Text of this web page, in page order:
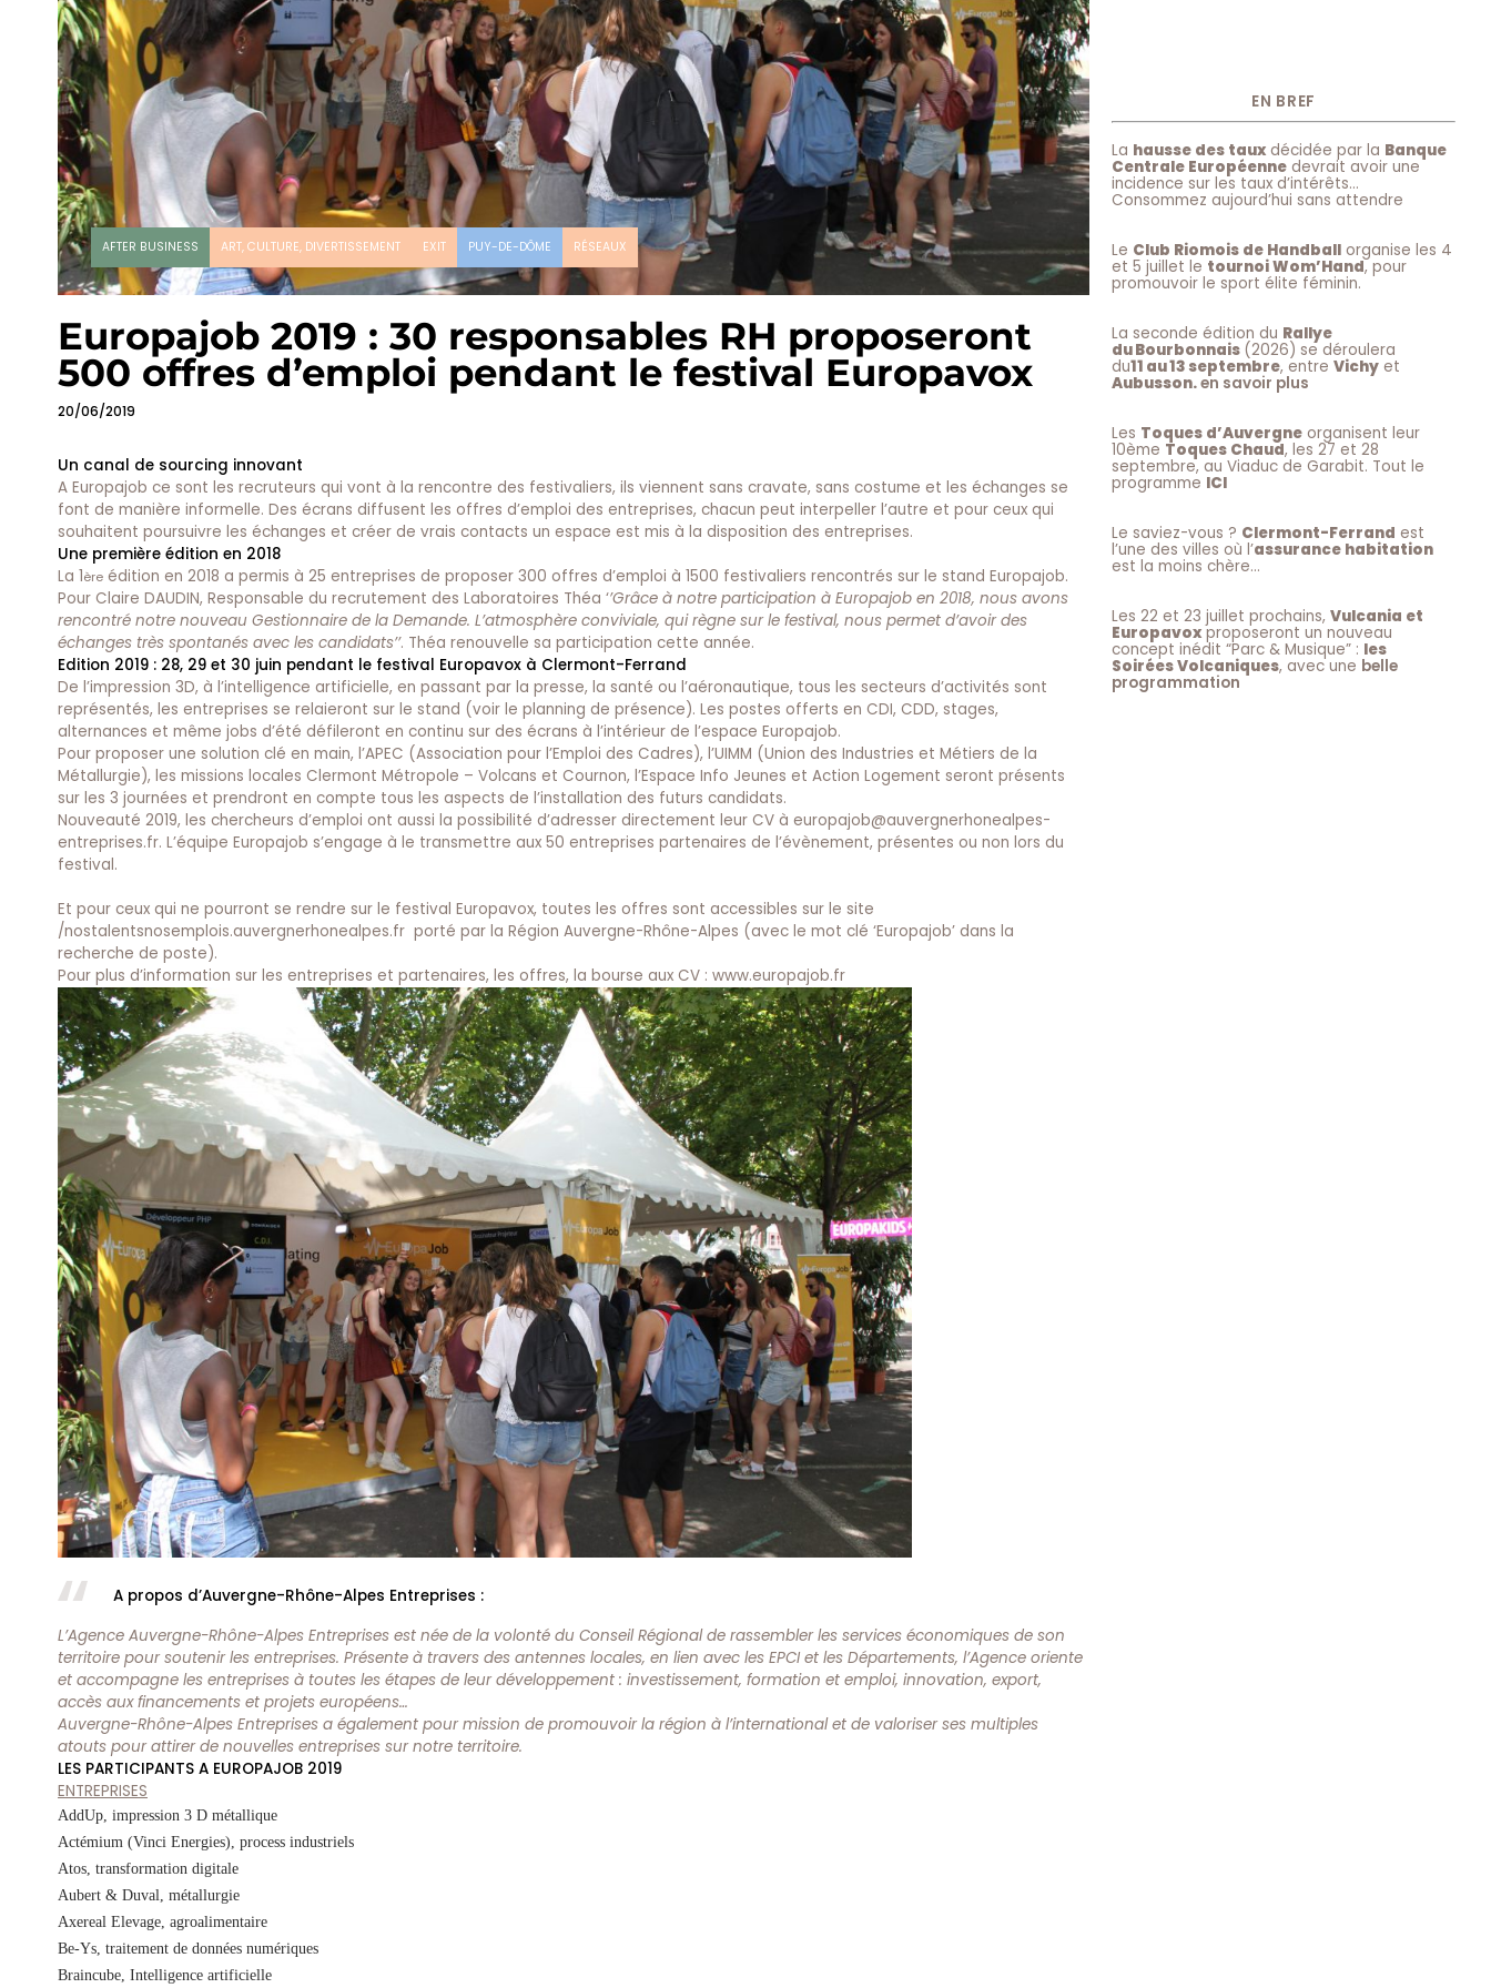
AFTER BUSINESS ART, CULTURE, DIVERTISSEMENT EXIT PUY-DE-DÔME RÉSEAUX
Europajob 2019 : 30 responsables RH proposeront
500 offres d’emploi pendant le festival Europavox
20/06/2019
Un canal de sourcing innovant
A Europajob ce sont les recruteurs qui vont à la rencontre des festivaliers, ils viennent sans cravate, sans costume et les échanges se
font de manière informelle. Des écrans diffusent les offres d’emploi des entreprises, chacun peut interpeller l’autre et pour ceux qui
souhaitent poursuivre les échanges et créer de vrais contacts un espace est mis à la disposition des entreprises.
Une première édition en 2018
La 1ère édition en 2018 a permis à 25 entreprises de proposer 300 offres d’emploi à 1500 festivaliers rencontrés sur le stand Europajob.
Pour Claire DAUDIN, Responsable du recrutement des Laboratoires Théa ‘’Grâce à notre participation à Europajob en 2018, nous avons
rencontré notre nouveau Gestionnaire de la Demande. L’atmosphère conviviale, qui règne sur le festival, nous permet d’avoir des
échanges très spontanés avec les candidats’’. Théa renouvelle sa participation cette année.
Edition 2019 : 28, 29 et 30 juin pendant le festival Europavox à Clermont-Ferrand
De l’impression 3D, à l’intelligence artificielle, en passant par la presse, la santé ou l’aéronautique, tous les secteurs d’activités sont
représentés, les entreprises se relaieront sur le stand (voir le planning de présence). Les postes offerts en CDI, CDD, stages,
alternances et même jobs d’été défileront en continu sur des écrans à l’intérieur de l’espace Europajob.
Pour proposer une solution clé en main, l’APEC (Association pour l’Emploi des Cadres), l’UIMM (Union des Industries et Métiers de la
Métallurgie), les missions locales Clermont Métropole – Volcans et Cournon, l’Espace Info Jeunes et Action Logement seront présents
sur les 3 journées et prendront en compte tous les aspects de l’installation des futurs candidats.
Nouveauté 2019, les chercheurs d’emploi ont aussi la possibilité d’adresser directement leur CV à europajob@auvergnerhonealpes-
entreprises.fr. L’équipe Europajob s’engage à le transmettre aux 50 entreprises partenaires de l’évènement, présentes ou non lors du
festival.
Et pour ceux qui ne pourront se rendre sur le festival Europavox, toutes les offres sont accessibles sur le site
/nostalentsnosemplois.auvergnerhonealpes.fr porté par la Région Auvergne-Rhône-Alpes (avec le mot clé ‘Europajob’ dans la
recherche de poste).
Pour plus d’information sur les entreprises et partenaires, les offres, la bourse aux CV : www.europajob.fr
A propos d’Auvergne-Rhône-Alpes Entreprises :
L’Agence Auvergne-Rhône-Alpes Entreprises est née de la volonté du Conseil Régional de rassembler les services économiques de son
territoire pour soutenir les entreprises. Présente à travers des antennes locales, en lien avec les EPCI et les Départements, l’Agence oriente
et accompagne les entreprises à toutes les étapes de leur développement : investissement, formation et emploi, innovation, export,
accès aux financements et projets européens…
Auvergne-Rhône-Alpes Entreprises a également pour mission de promouvoir la région à l’international et de valoriser ses multiples
atouts pour attirer de nouvelles entreprises sur notre territoire.
LES PARTICIPANTS A EUROPAJOB 2019
ENTREPRISES
AddUp, impression 3 D métallique
Actémium (Vinci Energies), process industriels
Atos, transformation digitale
Aubert & Duval, métallurgie
Axereal Elevage, agroalimentaire
Be-Ys, traitement de données numériques
Braincube, Intelligence artificielle
EN BREF
La hausse des taux décidée par la Banque
Centrale Européenne devrait avoir une
incidence sur les taux d’intérêts…
Consommez aujourd’hui sans attendre
Le Club Riomois de Handball organise les 4
et 5 juillet le tournoi Wom’Hand, pour
promouvoir le sport élite féminin.
La seconde édition du Rallye
du Bourbonnais (2026) se déroulera
du11 au 13 septembre, entre Vichy et
Aubusson.en savoir plus
Les Toques d’Auvergne organisent leur
10ème Toques Chaud, les 27 et 28
septembre, au Viaduc de Garabit. Tout le
programme ICI
Le saviez-vous ? Clermont-Ferrand est
l’une des villes où l’assurance habitation
est la moins chère…
Les 22 et 23 juillet prochains, Vulcania et
Europavox proposeront un nouveau
concept inédit “Parc & Musique” : les
Soirées Volcaniques, avec une belle
programmation